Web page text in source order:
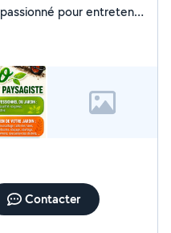
pour entretenir
pas à
ou par téléphone pour
Contacter